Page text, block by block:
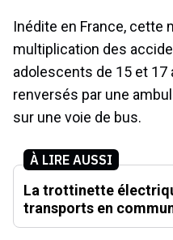
Inédite en France, cette
multiplication des
adolescents de 15 et 17
renversés par une
sur une voie de bus.
À LIRE AUSSI
La trottinette
transports en